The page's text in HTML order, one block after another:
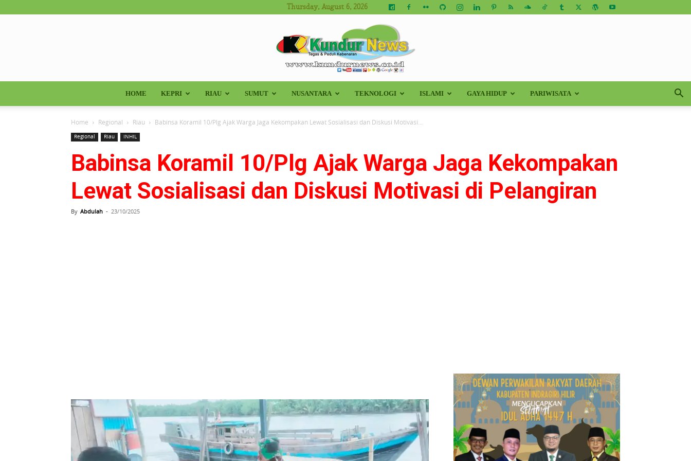
Thursday, August 6, 2026
Kundur
News
HOME KEPRI RIAU SUMUT NUSANTARA TEKNOLOGI ISLAMI GAYA HIDUP PARIWISATA
Home Regional Riau Babinsa Koramil 10/Plg Ajak Warga Jaga Kekompakan Lewat Sosialisasi dan Diskusi Motivasi...
Regional Riau INHIL
Babinsa Koramil 10/Plg Ajak Warga Jaga Kekompakan
Lewat Sosialisasi dan Diskusi Motivasi di Pelangiran
By Abdulah - 23/10/2025